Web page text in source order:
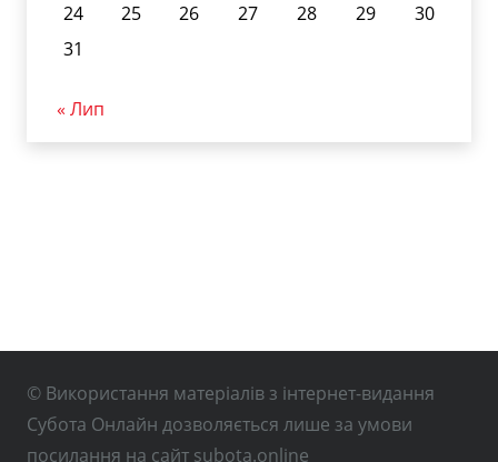
24
25 26 27 28 29
30
31
« Лип
© Використання матеріалів з інтернет-видання
Субота Онлайн дозволяється лише за умови
посилання на сайт subota.online